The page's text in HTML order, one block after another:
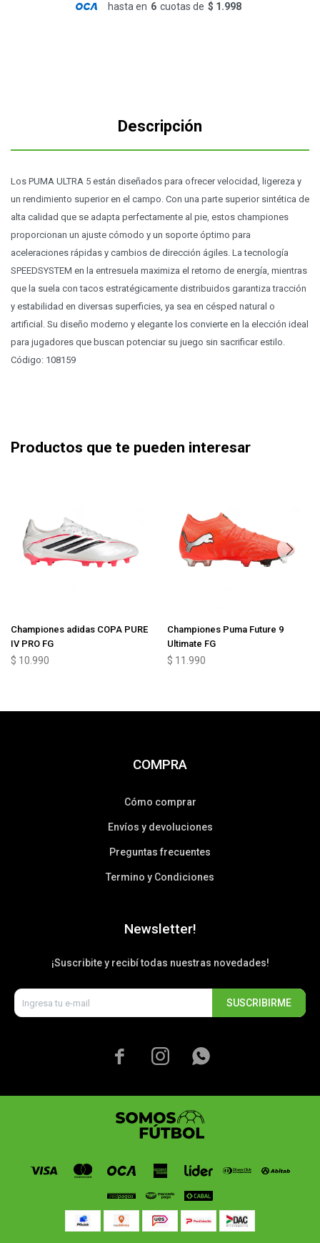
hasta en 6 cuotas de $ 1.998
Descripción
Los PUMA ULTRA 5 están diseñados para ofrecer velocidad, ligereza y
un rendimiento superior en el campo. Con una parte superior sintética de
alta calidad que se adapta perfectamente al pie, estos championes
proporcionan un ajuste cómodo y un soporte óptimo para
aceleraciones rápidas y cambios de dirección ágiles. La tecnología
SPEEDSYSTEM en la entresuela maximiza el retorno de energía, mientras
que la suela con tacos estratégicamente distribuidos garantiza tracción
y estabilidad en diversas superficies, ya sea en césped natural o
artificial. Su diseño moderno y elegante los convierte en la elección ideal
para jugadores que buscan potenciar su juego sin sacrificar estilo.
Código: 108159
Productos que te pueden interesar
Championes adidas COPA PURE
IV PRO FG
$ 10.990
Championes Puma Future 9
Ultimate FG
$ 11.990
COMPRA
Cómo comprar
Envíos y devoluciones
Preguntas frecuentes
Termino y Condiciones
Newsletter!
¡Suscribite y recibí todas nuestras novedades!
SUSCRIBIRME
  